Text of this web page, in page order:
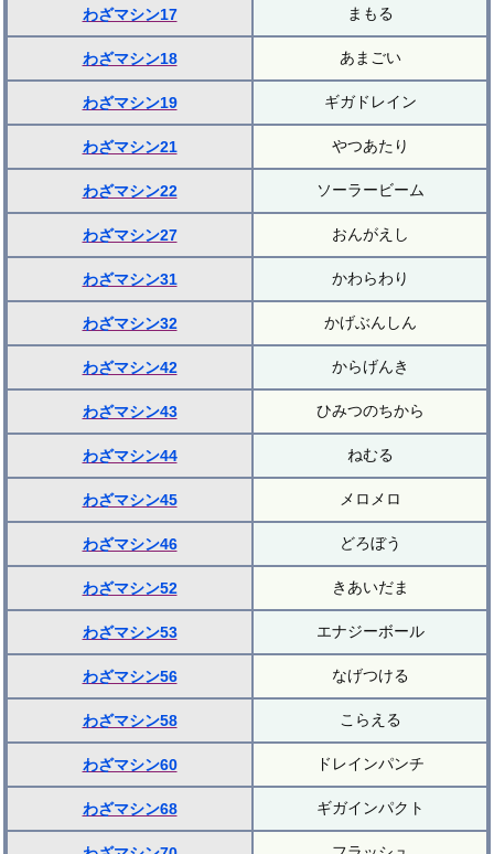
わざマシン17 まもる
わざマシン18 あまごい
わざマシン19 ギガドレイン
わざマシン21 やつあたり
わざマシン22 ソーラービーム
わざマシン27 おんがえし
わざマシン31 かわらわり
わざマシン32 かげぶんしん
わざマシン42 からげんき
わざマシン43 ひみつのちから
わざマシン44 ねむる
わざマシン45 メロメロ
わざマシン46 どろぼう
わざマシン52 きあいだま
わざマシン53 エナジーボール
わざマシン56 なげつける
わざマシン58 こらえる
わざマシン60 ドレインパンチ
わざマシン68 ギガインパクト